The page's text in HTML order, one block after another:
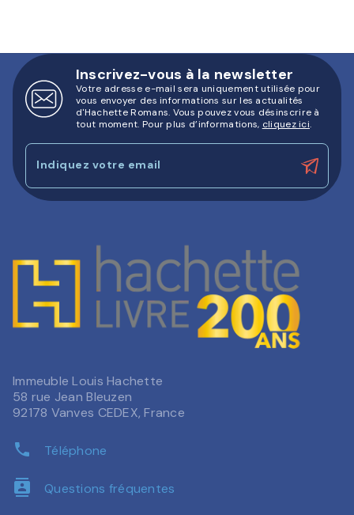
Inscrivez-vous à la newsletter
Votre adresse e-mail sera uniquement utilisée pour
vous envoyer des informations sur les actualités
d'Hachette Romans. Vous pouvez vous désinscrire à
tout moment. Pour plus d’informations, cliquez ici.
Indiquez votre email
Immeuble Louis Hachette
58 rue Jean Bleuzen
92178 Vanves CEDEX, France
phone Téléphone
contacts Questions fréquentes